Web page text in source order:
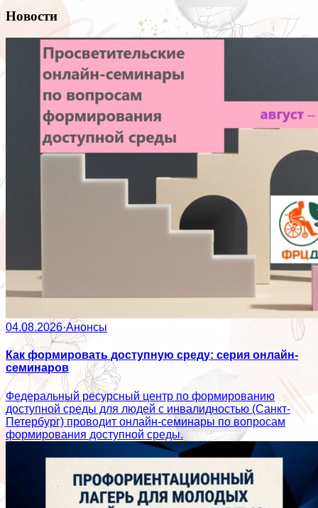
Новости
04.08.2026·Анонсы
Как формировать доступную среду: серия онлайн-
семинаров
Федеральный ресурсный центр по формированию
доступной среды для людей с инвалидностью (Санкт-
Петербург) проводит онлайн-семинары по вопросам
формирования доступной среды.